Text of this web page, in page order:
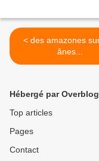
< des amazones sur des
ânes...
Hébergé par Overblog
Top articles
Pages
Contact